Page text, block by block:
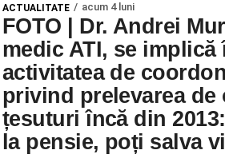
ACTUALITATE acum 4 luni
FOTO | Dr. Andrei
medic ATI, se implică
activitatea de
privind prelevarea de
țesuturi încă din
la pensie, poți salva